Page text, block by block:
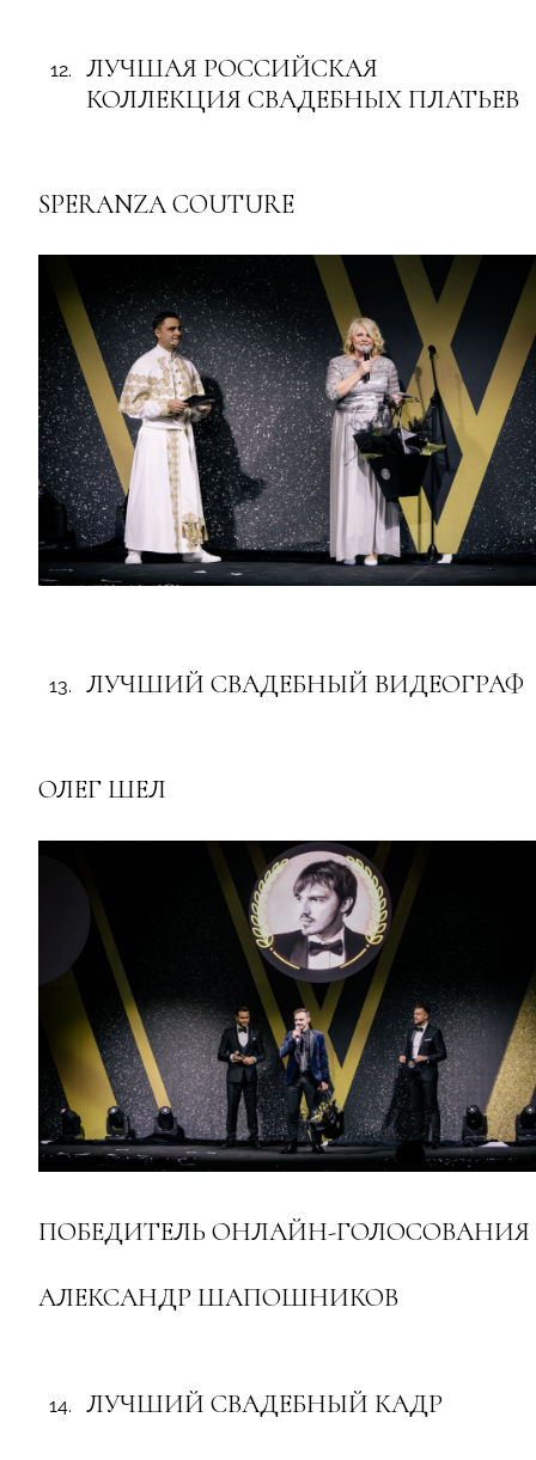
ЛУЧШАЯ РОССИЙСКАЯ
КОЛЛЕКЦИЯ СВАДЕБНЫХ ПЛАТЬЕВ
SPERANZA COUTURE
ЛУЧШИЙ СВАДЕБНЫЙ ВИДЕОГРАФ
ОЛЕГ ШЕЛ
ПОБЕДИТЕЛЬ ОНЛАЙН-ГОЛОСОВАНИЯ
АЛЕКСАНДР ШАПОШНИКОВ
ЛУЧШИЙ СВАДЕБНЫЙ КАДР